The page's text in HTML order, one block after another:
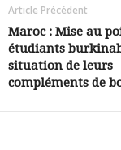
Article Précédent
Maroc : Mise au
étudiants
situation de leurs
compléments de